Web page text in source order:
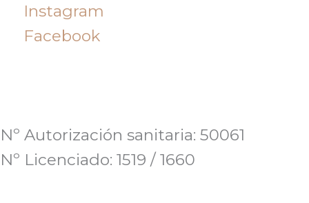
Instagram
Facebook
Nº Autorización sanitaria: 50061
Nº Licenciado: 1519 / 1660